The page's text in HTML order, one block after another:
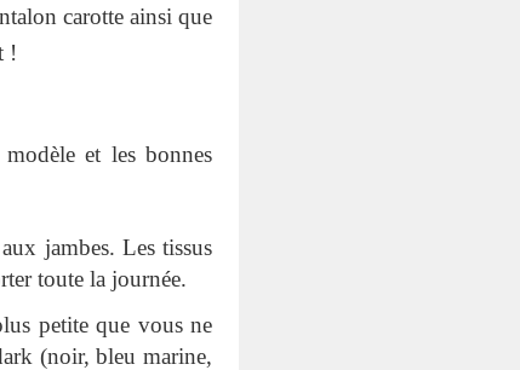
carotte ainsi que
!
et les bonnes
jambes. Les tissus
toute la journée.
petite que vous ne
(noir, bleu marine,